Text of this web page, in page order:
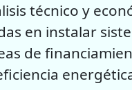
técnico y
en instalar
de